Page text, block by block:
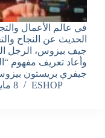
في عالم الأعمال
الحديث عن النجاح
جيف بيزوس، الرجل
وأعاد تعريف مفهوم
جيفري بريستون بيزوس وُلد في 12
ESHOP
8 مايو، 2025